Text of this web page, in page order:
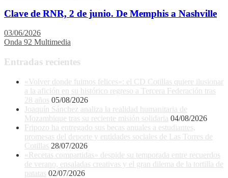
Clave de RNR, 2 de junio. De Memphis a Nashville
03/06/2026
Onda 92 Multimedia
Entradas recientes
«Volver donde fuimos felices»: el CD Cotillas quiere ilusionar
a la afición en su histórico regreso a Tercera Federación tras
28 años 05/08/2026
Joaquín Sánchez analiza la realidad humanitaria de
Mozambique tras su reciente misión solidaria 04/08/2026
Fripozo ha entregado sus becas anuales a estudiantes,
promesas del deporte y entidades sociales de Las Torres de
Cotillas 28/07/2026
«Recetas compartidas» despide su temporada entre recuerdos
de verano, ensaladas creativas y el gran dilema de la tortilla de
patatas 02/07/2026